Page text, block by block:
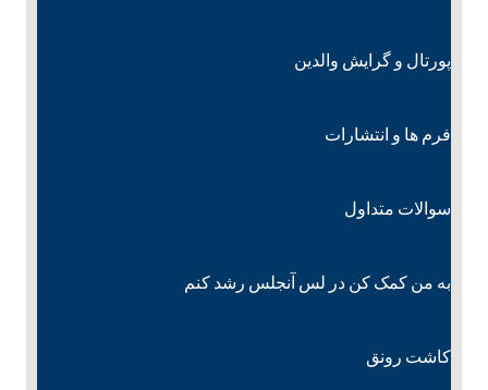
پورتال و گرایش والدین
فرم ها و انتشارات
سوالات متداول
به من کمک کن در لس آنجلس رشد کنم
کاشت رونق